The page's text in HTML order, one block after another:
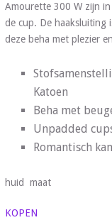
Amourette 300 W zijn
de cup. De haaksluiting
deze beha met plezier
Katoen
Beha met
Unpadded
Romantisch
huid maat
KOPEN